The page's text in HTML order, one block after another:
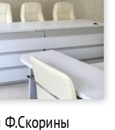
Ф.Скорины